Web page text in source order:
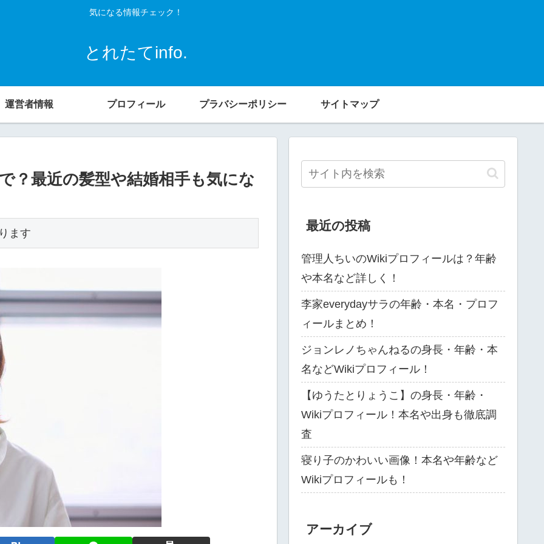
気になる情報チェック！
とれたてinfo.
運営者情報 プロフィール プラバシーポリシー サイトマップ
？最近の髪型や結婚相手も気にな
ます
最近の投稿
管理人ちいのWikiプロフィールは？年齢
や本名など詳しく！
李家everydayサラの年齢・本名・プロフ
ィールまとめ！
ジョンレノちゃんねるの身長・年齢・本
名などWikiプロフィール！
【ゆうたとりょうこ】の身長・年齢・
Wikiプロフィール！本名や出身も徹底調
査
寝り子のかわいい画像！本名や年齢など
Wikiプロフィールも！
アーカイブ